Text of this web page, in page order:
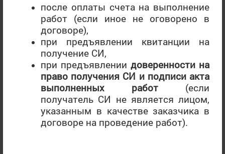
после оплаты счета на выполнение
работ (если иное не оговорено в
договоре),
при предъявлении квитанции на
получение СИ,
при предъявлении доверенности на
право получения СИ и подписи акта
выполненных работ (если
получатель СИ не является лицом,
указанным в качестве заказчика в
договоре на проведение работ).
микс» - ДИПЛОМАНТ
Номинация «Промышленные товары»
ООО «НьюГолд »
Украшения ювелирные из золота с драгоценными и
полудрагоценными вставками – ДИПЛОМАНТ, НОВИНКА
Номинация «Продукция производственно-технического
назначения»
АО «ГАКЗ»